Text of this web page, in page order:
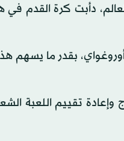
دأبت كرة القدم
بقدر ما يسهم
تقييم اللعبة